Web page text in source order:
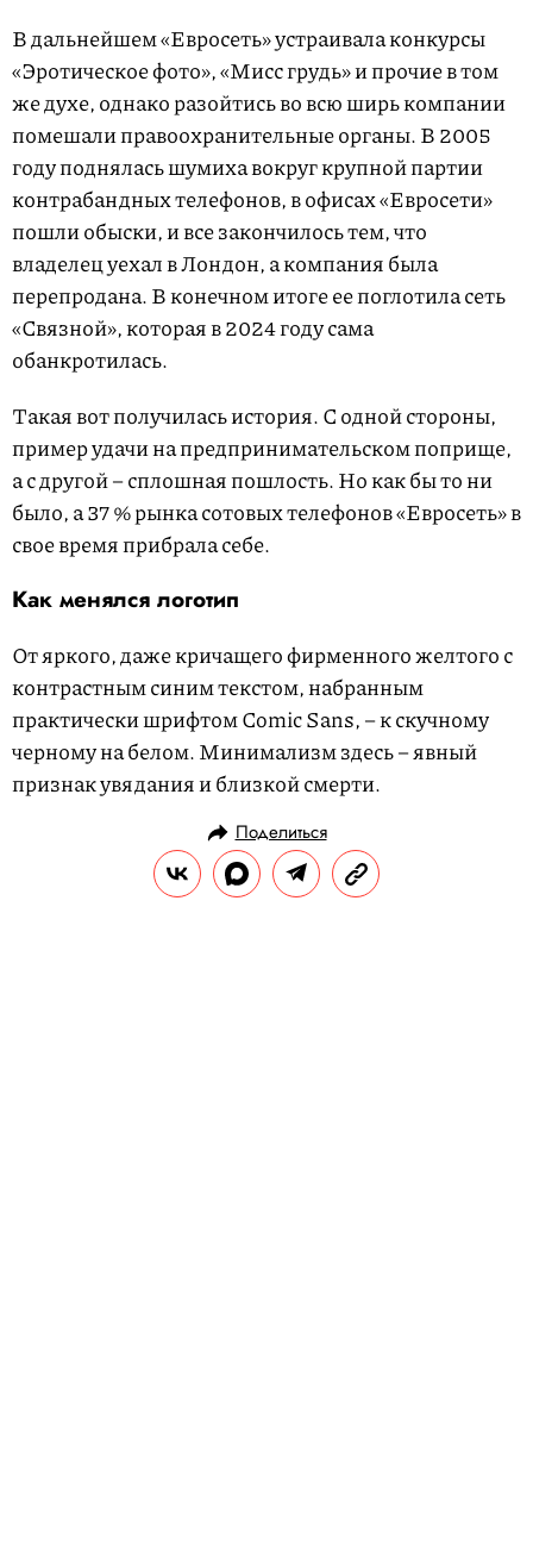
В дальнейшем «Евросеть» устраивала конкурсы
«Эротическое фото», «Мисс грудь» и прочие в том
же духе, однако разойтись во всю ширь компании
помешали правоохранительные органы. В 2005
году поднялась шумиха вокруг крупной партии
контрабандных телефонов, в офисах «Евросети»
пошли обыски, и все закончилось тем, что
владелец уехал в Лондон, а компания была
перепродана. В конечном итоге ее поглотила сеть
«Связной», которая в 2024 году сама
обанкротилась.
Такая вот получилась история. С одной стороны,
пример удачи на предпринимательском поприще,
а с другой – сплошная пошлость. Но как бы то ни
было, а 37 % рынка сотовых телефонов «Евросеть» в
свое время прибрала себе.
Как менялся логотип
От яркого, даже кричащего фирменного желтого с
контрастным синим текстом, набранным
практически шрифтом Сomic Sans, – к скучному
черному на белом. Минимализм здесь – явный
признак увядания и близкой смерти.
Поделиться